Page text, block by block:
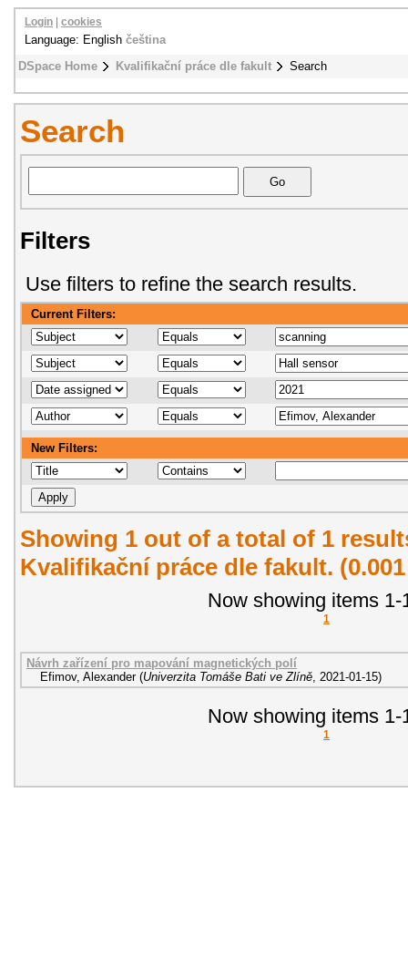
DSpace Home Kvalifikační práce dle fakult Search
Login cookies
Language: English čeština
Search
Filters
Use filters to refine the search results.
Current Filters:
New Filters:
Showing 1 out of a total of 1
Kvalifikační práce dle fakult.
Now showing items 1-
1
Návrh zařízení pro mapování magnetických polí
Efimov, Alexander (Univerzita Tomáše Bati ve Zlíně 2021-01-15)
Now showing items 1-
1